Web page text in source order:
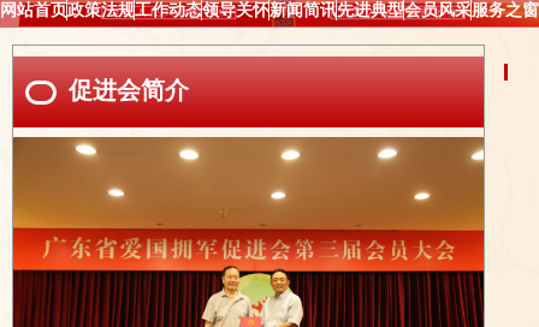
网站首页政策法规工作动态领导关怀新闻简讯先进典型会员风采服务之窗
促进会简介